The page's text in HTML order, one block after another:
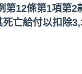
12條第1項第
亡給付以扣除